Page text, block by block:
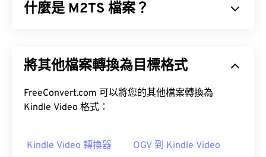
什麼是 M2TS 檔案？
訊和電影檔案類型，通常用於儲存藍光光碟上的加密
體播放。
有多種方法可以開啟 M2TS 檔案。在 Windows 系統
將其他檔案轉換為目標格式
FreeConvert.com 可以將您的其他檔案轉換為
Kindle Video 格式：
Kindle Video 轉換器 OGV 到 Kindle Video